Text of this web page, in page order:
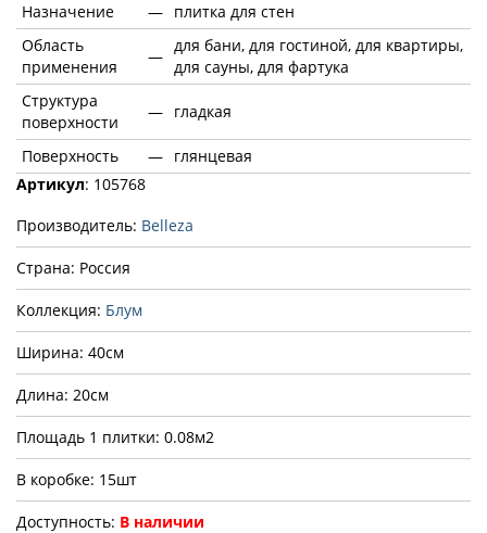
Назначение
— плитка для стен
Область
применения
—
для бани, для гостиной, для квартиры,
для сауны, для фартука
Структура
поверхности
— гладкая
Поверхность — глянцевая
Артикул: 105768
Производитель: Belleza
Страна: Россия
Коллекция: Блум
Ширина: 40см
Длина: 20см
Площадь 1 плитки: 0.08м2
В коробке: 15шт
Доступность: В наличии